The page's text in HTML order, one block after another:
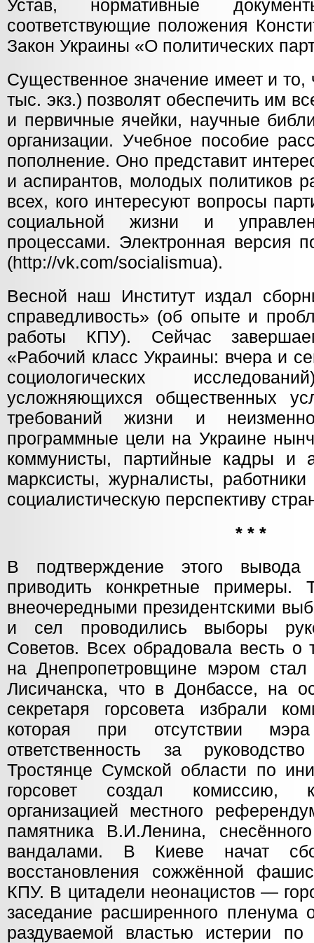
Устав, нормативные
соответствующие положения
Закон Украины «О политических
Существенное значение имеет и то,
тыс. экз.) позволят обеспечить им
и первичные ячейки, научные
организации. Учебное пособие
пополнение. Оно представит
и аспирантов, молодых политиков
всех, кого интересуют вопросы
социальной жизни и
процессами. Электронная версия
(http://vk.com/socialismua).
Весной наш Институт издал
справедливость» (об опыте и
работы КПУ). Сейчас
«Рабочий класс Украины: вчера и
социологических
усложняющихся общественных
требований жизни и
программные цели на Украине
коммунисты, партийные кадры и
марксисты, журналисты,
социалистическую перспективу
* * *
В подтверждение этого
приводить конкретные примеры.
внеочередными президентскими
и сел проводились выборы
Советов. Всех обрадовала весть о
на Днепропетровщине мэром стал
Лисичанска, что в Донбассе, на
секретаря горсовета избрали
которая при отсутствии
ответственность за
Тростянце Сумской области по
горсовет создал комиссию,
организацией местного
памятника В.И.Ленина,
вандалами. В Киеве начат
восстановления сожжённой
КПУ. В цитадели неонацистов —
заседание расширенного
раздуваемой властью истерии